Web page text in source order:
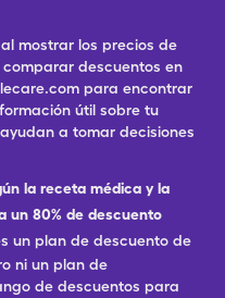
mostrar los precios de
descuentos en
para encontrar
útil sobre tu
a tomar decisiones
la receta médica y la
un 80% de descuento
un plan de descuento de
ni un plan de
de descuentos para